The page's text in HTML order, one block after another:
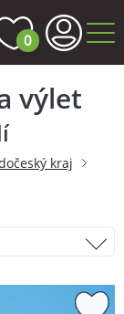
0
výlet
kraj